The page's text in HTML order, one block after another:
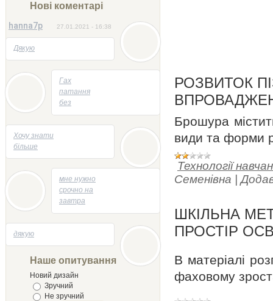
Нові коментарі
hanna7p 27.01.2021 - 16:38
Дякую
Гах
патання
без
відповідей
Хочу знати
більше
мне нужно
срочно на
завтра
творик
напесать
Лыст
Твору Ырий
дякую
Наше опитування
Новий дизайн
Зручний
Не зручний
РОЗВИТОК
Брошура
види та форми
Технології
Семенівна |
ШКІЛЬНА
ПРОСТІР
В матеріалі
фаховому